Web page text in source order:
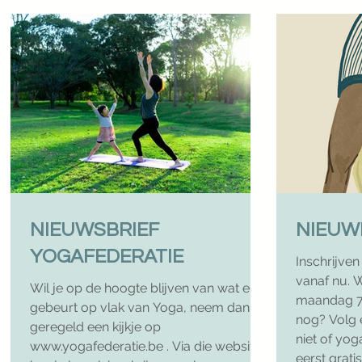
NIEUWSBRIEF
YOGAFEDERATIE
Wil je op de hoogte blijven van wat er
gebeurt op vlak van Yoga, neem dan
geregeld een kijkje op
www.yogafederatie.be . Via die website
vanaf nu.
maandag
nog? Volg
niet of
eerst